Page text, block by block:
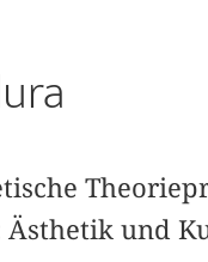
Ästhetik und